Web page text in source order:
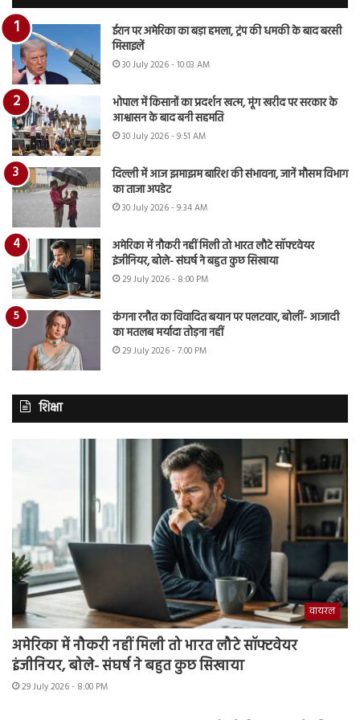
ईरान पर अमेरिका का बड़ा हमला, ट्रंप की धमकी के बाद बरसी
मिसाइलें
30 July 2026 - 10:03 AM
भोपाल में किसानों का प्रदर्शन खत्म, मूंग खरीद पर सरकार के
आश्वासन के बाद बनी सहमति
30 July 2026 - 9:51 AM
दिल्ली में आज झमाझम बारिश की संभावना, जानें मौसम विभाग
का ताजा अपडेट
30 July 2026 - 9:34 AM
अमेरिका में नौकरी नहीं मिली तो भारत लौटे सॉफ्टवेयर
इंजीनियर, बोले- संघर्ष ने बहुत कुछ सिखाया
29 July 2026 - 8:00 PM
कंगना रनौत का विवादित बयान पर पलटवार, बोलीं- आजादी
का मतलब मर्यादा तोड़ना नहीं
29 July 2026 - 7:00 PM
शिक्षा
वायरल
अमेरिका में नौकरी नहीं मिली तो भारत लौटे सॉफ्टवेयर
इंजीनियर, बोले- संघर्ष ने बहुत कुछ सिखाया
29 July 2026 - 8:00 PM